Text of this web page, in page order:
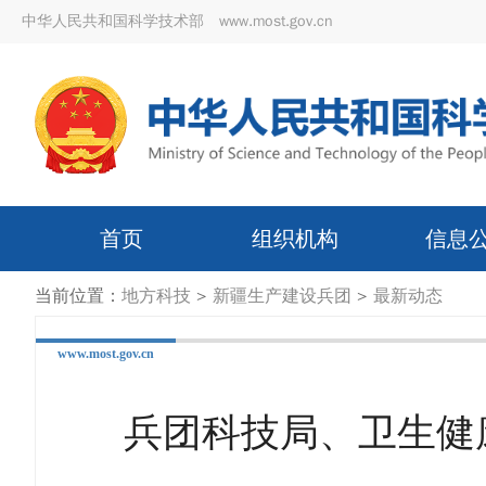
中华人民共和国科学技术部 www.most.gov.cn
首页 组织机构 信息
当前位置： 地方科技 > 新疆生产建设兵团 > 最新动态
www.most.gov.cn
兵团科技局、卫生